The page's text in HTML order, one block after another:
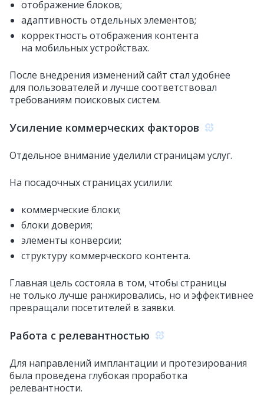
отображение блоков;
адаптивность отдельных элементов;
корректность отображения контента
на мобильных устройствах.
После внедрения изменений сайт стал удобнее
для пользователей и лучше соответствовал
требованиям поисковых систем.
Усиление коммерческих факторов
Отдельное внимание уделили страницам услуг.
На посадочных страницах усилили:
коммерческие блоки;
блоки доверия;
элементы конверсии;
структуру коммерческого контента.
Главная цель состояла в том, чтобы страницы
не только лучше ранжировались, но и эффективнее
превращали посетителей в заявки.
Работа с релевантностью
Для направлений имплантации и протезирования
была проведена глубокая проработка
релевантности.